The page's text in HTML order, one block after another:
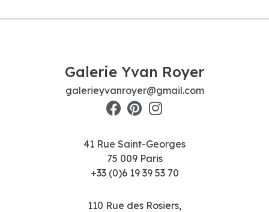
Galerie Yvan Royer
galerieyvanroyer@gmail.com
41 Rue Saint-Georges
75 009 Paris
+33 (0)6 19 39 53 70
110 Rue des Rosiers,